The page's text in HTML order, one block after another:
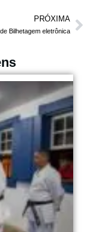
PRÓXIMA
Bilhetagem eletrônica